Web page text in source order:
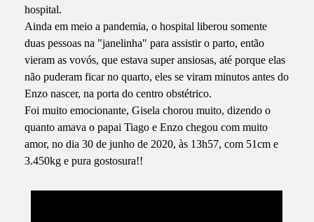
hospital.
Ainda em meio a pandemia, o hospital liberou somente
duas pessoas na "janelinha" para assistir o parto, então
vieram as vovós, que estava super ansiosas, até porque elas
não puderam ficar no quarto, eles se viram minutos antes do
Enzo nascer, na porta do centro obstétrico.
Foi muito emocionante, Gisela chorou muito, dizendo o
quanto amava o papai Tiago e Enzo chegou com muito
amor, no dia 30 de junho de 2020, às 13h57, com 51cm e
3.450kg e pura gostosura!!